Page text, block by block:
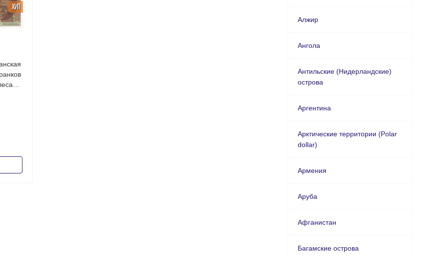
ХИТ
Алжир
Ангола
Антильские (Нидерландские)
острова
Аргентина
Арктические территории (Polar
dollar)
Армения
Аруба
Афганистан
Багамские острова